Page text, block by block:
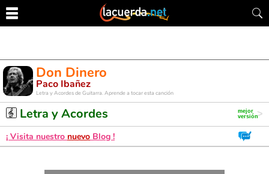
Don Dinero
Paco Ibañez
Letra y Acordes de Guitarra. Aprende a tocar esta canción
Letra y Acordes
¡ Visita nuestro nuevo Blog !